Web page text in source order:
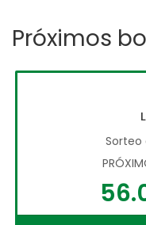
Próximos
Sorteo